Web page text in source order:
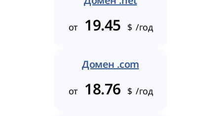
от 19.45 $ /год
Домен .com
от 18.76 $ /год